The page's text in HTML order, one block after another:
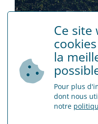
Acheter un
Ce site
la
Pour plus
dont nous
notre